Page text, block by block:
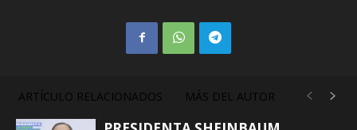
ARTÍCULO RELACIONADOS MÁS DEL AUTOR